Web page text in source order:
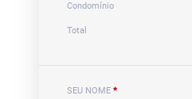
Condomínio
Total
SEU NOME *